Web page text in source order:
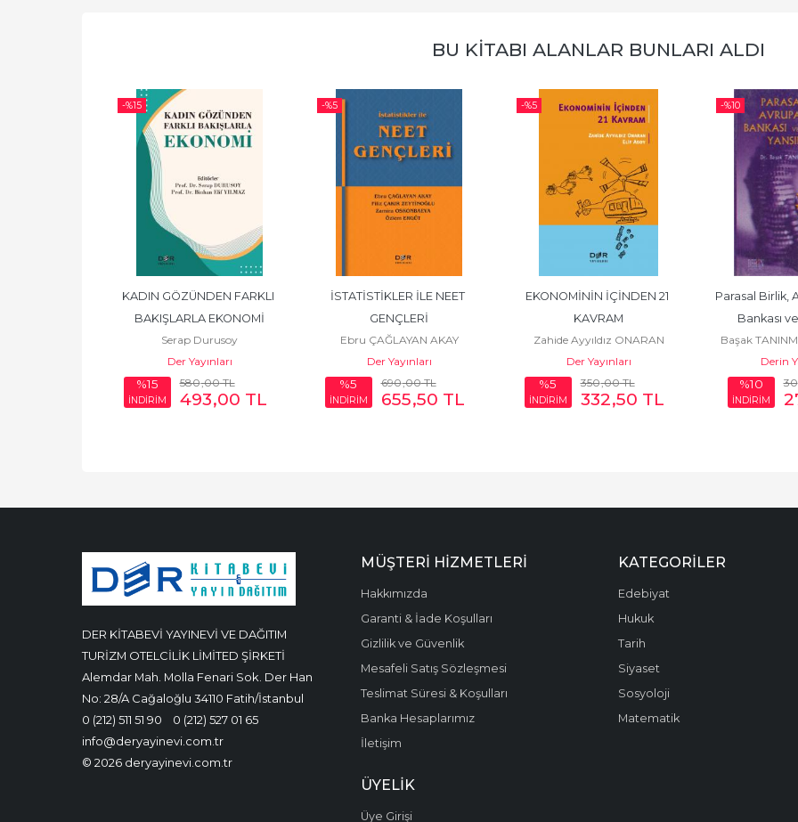
BU KITABI ALANLAR BUNLARI ALDI
-%15
KADIN GÖZÜNDEN FARKLI
BAKIŞLARLA EKONOMİ
Serap Durusoy
Der Yayınları
%15
İNDİRİM
580,00TL
493,00 TL
-%5
İSTATİSTİKLER İLE NEET
GENÇLERİ
Ebru ÇAĞLAYAN AKAY
Der Yayınları
%5
İNDİRİM
690,00TL
655,50 TL
-%5
EKONOMİNİN İÇİNDEN 21
KAVRAM
Zahide Ayyıldız ONARAN
Der Yayınları
%5
İNDİRİM
350,00TL
332,50 TL
-%10
Parasal Birlik,
Bankası
Başak
Derin
%10
İNDİRİM
30
DER KİTABEVİ YAYINEVİ VE DAĞITIM
TURİZM OTELCİLİK LİMİTED ŞİRKETİ
Alemdar Mah. Molla Fenari Sok. Der Han
No: 28/A Cağaloğlu 34110 Fatih/İstanbul
0 (212) 511 51 90
0 (212) 527 01 65
info@deryayinevi.com.tr
© 2026 deryayinevi.com.tr
MÜŞTERI HIZMETLERI
Hakkımızda
Garanti & İade Koşulları
Gizlilik ve Güvenlik
Mesafeli Satış Sözleşmesi
Teslimat Süresi & Koşulları
Banka Hesaplarımız
İletişim
KATEGORILER
Edebiyat
Hukuk
Tarih
Siyaset
Sosyoloji
Matematik
ÜYELIK
Üye Girişi